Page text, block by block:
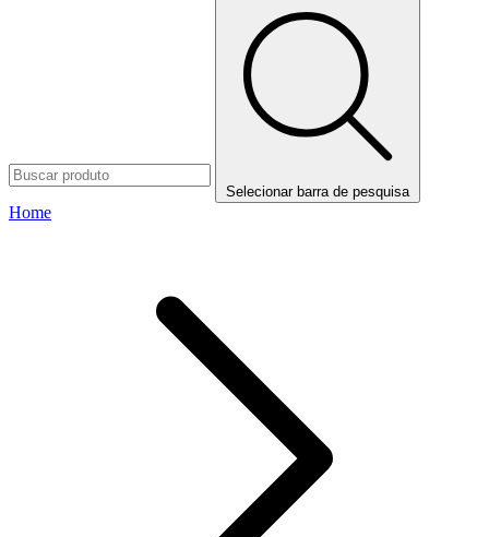
Selecionar barra de pesquisa
Home